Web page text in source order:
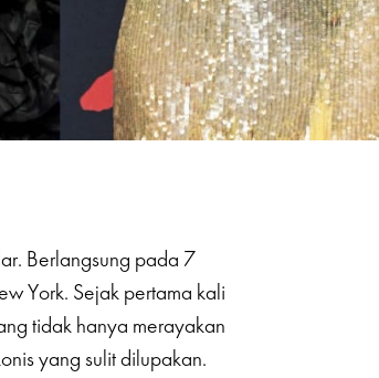
Berlangsung pada 7
York. Sejak pertama kali
tidak hanya merayakan
yang sulit dilupakan.